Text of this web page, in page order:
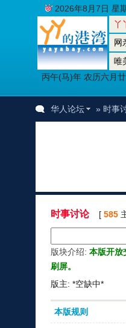
丫
网
唯
丙午(马)年 农历六月
2026年8月7日 星
华人论坛 » 时事
时事讨论 [ 585
版块介绍: 本版开放
刷屏。
版主: *空缺中*
本版规则